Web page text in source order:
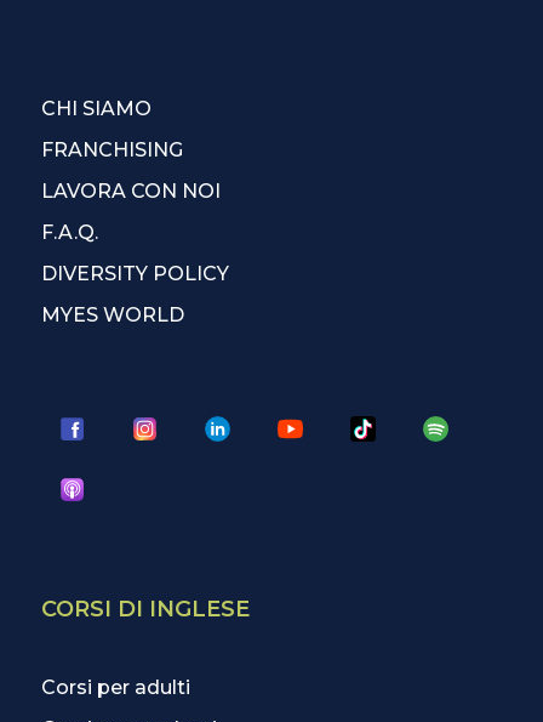
CHI SIAMO
FRANCHISING
LAVORA CON NOI
F.A.Q.
DIVERSITY POLICY
MYES WORLD
CORSI DI INGLESE
Corsi per adulti